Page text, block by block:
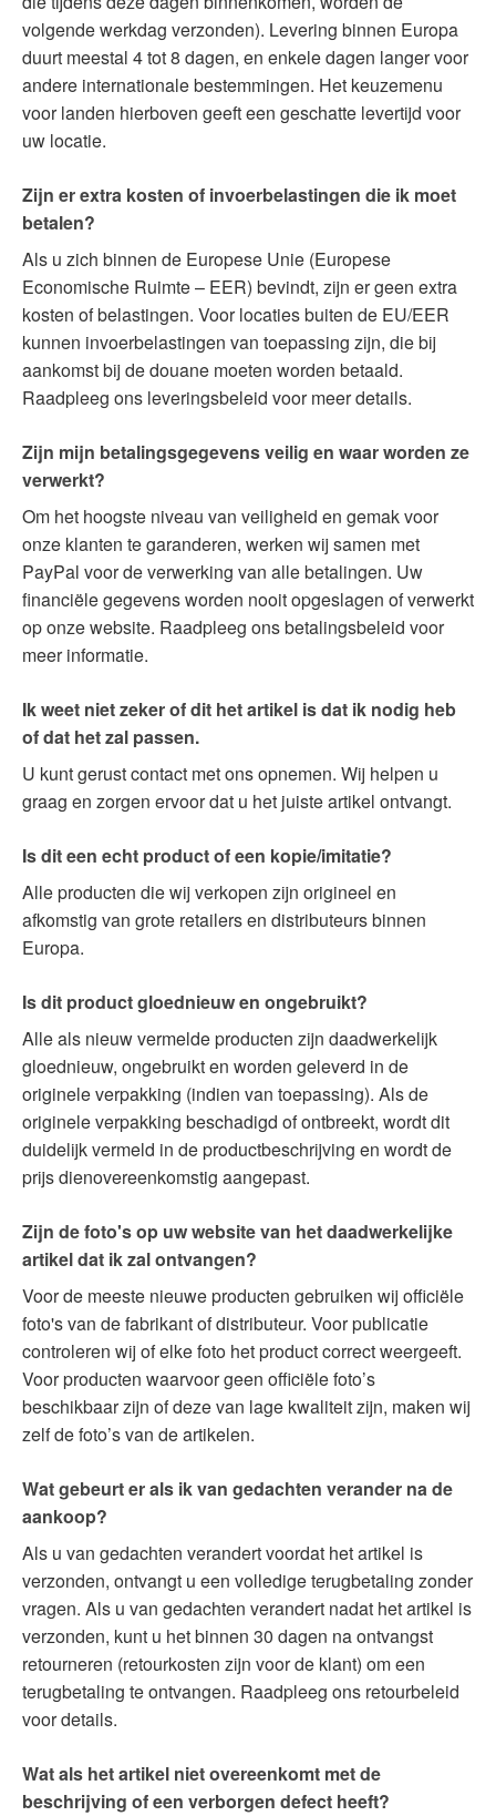
volgende werkdag verzonden). Levering binnen Europa
duurt meestal 4 tot 8 dagen, en enkele dagen langer voor
andere internationale bestemmingen. Het keuzemenu
voor landen hierboven geeft een geschatte levertijd voor
uw locatie.
Zijn er extra kosten of invoerbelastingen die ik moet
betalen?
Als u zich binnen de Europese Unie (Europese
Economische Ruimte – EER) bevindt, zijn er geen extra
kosten of belastingen. Voor locaties buiten de EU/EER
kunnen invoerbelastingen van toepassing zijn, die bij
aankomst bij de douane moeten worden betaald.
Raadpleeg ons leveringsbeleid voor meer details.
Zijn mijn betalingsgegevens veilig en waar worden ze
verwerkt?
Om het hoogste niveau van veiligheid en gemak voor
onze klanten te garanderen, werken wij samen met
PayPal voor de verwerking van alle betalingen. Uw
financiële gegevens worden nooit opgeslagen of verwerkt
op onze website. Raadpleeg ons betalingsbeleid voor
meer informatie.
Ik weet niet zeker of dit het artikel is dat ik nodig heb
of dat het zal passen.
U kunt gerust contact met ons opnemen. Wij helpen u
graag en zorgen ervoor dat u het juiste artikel ontvangt.
Is dit een echt product of een kopie/imitatie?
Alle producten die wij verkopen zijn origineel en
afkomstig van grote retailers en distributeurs binnen
Europa.
Is dit product gloednieuw en ongebruikt?
Alle als nieuw vermelde producten zijn daadwerkelijk
gloednieuw, ongebruikt en worden geleverd in de
originele verpakking (indien van toepassing). Als de
originele verpakking beschadigd of ontbreekt, wordt dit
duidelijk vermeld in de productbeschrijving en wordt de
prijs dienovereenkomstig aangepast.
Zijn de foto's op uw website van het daadwerkelijke
artikel dat ik zal ontvangen?
Voor de meeste nieuwe producten gebruiken wij officiële
foto's van de fabrikant of distributeur. Voor publicatie
controleren wij of elke foto het product correct weergeeft.
Voor producten waarvoor geen officiële foto’s
beschikbaar zijn of deze van lage kwaliteit zijn, maken wij
zelf de foto’s van de artikelen.
Wat gebeurt er als ik van gedachten verander na de
aankoop?
Als u van gedachten verandert voordat het artikel is
verzonden, ontvangt u een volledige terugbetaling zonder
vragen. Als u van gedachten verandert nadat het artikel is
verzonden, kunt u het binnen 30 dagen na ontvangst
retourneren (retourkosten zijn voor de klant) om een
terugbetaling te ontvangen. Raadpleeg ons retourbeleid
voor details.
Wat als het artikel niet overeenkomt met de
beschrijving of een verborgen defect heeft?